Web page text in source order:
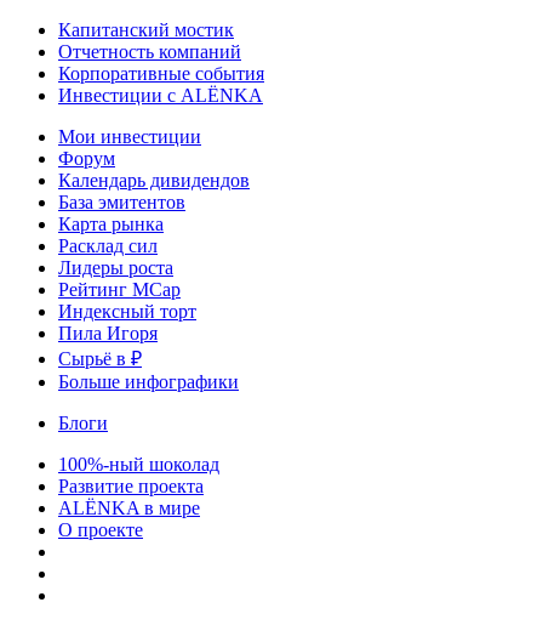
Капитанский мостик
Отчетность компаний
Корпоративные события
Инвестиции с ALЁNKA
Мои инвестиции
Форум
Календарь дивидендов
База эмитентов
Карта рынка
Расклад сил
Лидеры роста
Рейтинг MCap
Индексный торт
Пила Игоря
Сырьё в ₽
Больше инфографики
Блоги
100%-ный шоколад
Развитие проекта
ALЁNKA в мире
О проекте